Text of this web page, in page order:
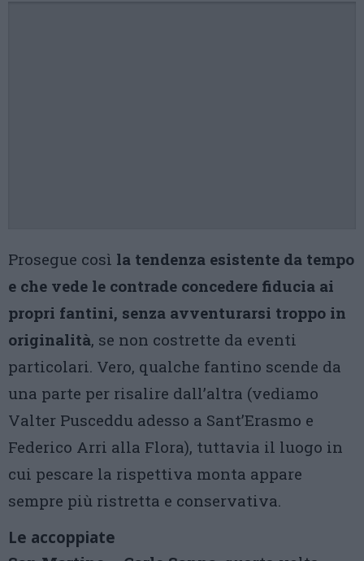
Prosegue così la tendenza esistente da tempo
e che vede le contrade concedere fiducia ai
propri fantini, senza avventurarsi troppo in
originalità, se non costrette da eventi
particolari. Vero, qualche fantino scende da
una parte per risalire dall’altra (vediamo
Valter Pusceddu adesso a Sant’Erasmo e
Federico Arri alla Flora), tuttavia il luogo in
cui pescare la rispettiva monta appare
sempre più ristretta e conservativa.
Le accoppiate